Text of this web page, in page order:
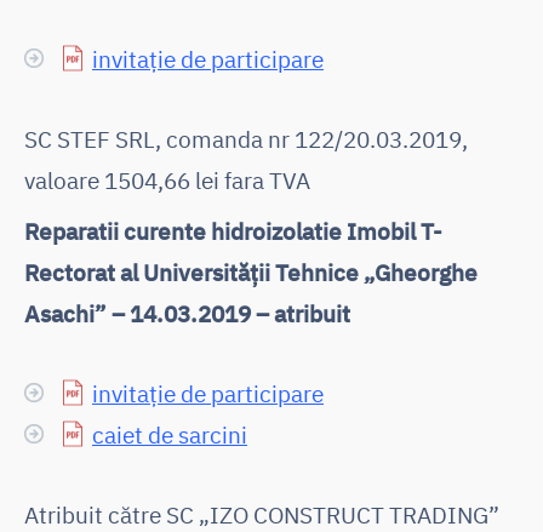
invitație de participare
SC STEF SRL, comanda nr 122/20.03.2019,
valoare 1504,66 lei fara TVA
Reparatii curente hidroizolatie Imobil T-
Rectorat al Universității Tehnice „Gheorghe
Asachi” – 14.03.2019 – atribuit
invitație de participare
caiet de sarcini
Atribuit către SC „IZO CONSTRUCT TRADING”